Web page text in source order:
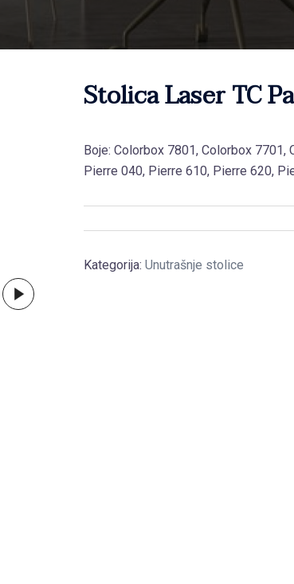
Stolica Laser TC
Boje: Colorbox 7801, Colorbox 7701,
Pierre 040, Pierre 610, Pierre 620,
Kategorija: Unutrašnje stolice